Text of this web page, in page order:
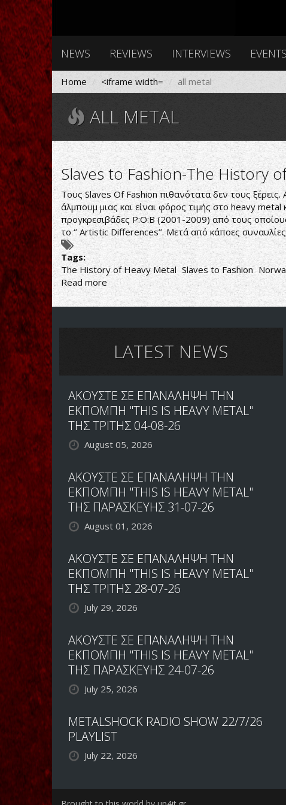
NEWS REVIEWS INTERVIEWS EVENTS
Home <iframe width= all metal
ALL METAL
Slaves to Fashion-The History
Τους Slaves Of Fashion πιθανότατα δεν τους
άλμπουμ μιας και είναι φόρος τιμής στο heavy
προγκρεσιβάδες P:O:B (2001-2009) από τους
το ‘’ Artistic Differences’’. Μετά από κάποες
Tags:
The History of Heavy Metal Slaves to Fashion
Read more about
Slaves
to
History
LATEST NEWS
ΑΚΟΥΣΤΕ ΣΕ ΕΠΑΝΑΛΗΨΗ ΤΗΝ
ΕΚΠΟΜΠΗ "THIS IS HEAVY METAL"
ΤΗΣ ΤΡΙΤΗΣ 04-08-26
August 05, 2026
ΑΚΟΥΣΤΕ ΣΕ ΕΠΑΝΑΛΗΨΗ ΤΗΝ
ΕΚΠΟΜΠΗ "THIS IS HEAVY METAL"
ΤΗΣ ΠΑΡΑΣΚΕΥΗΣ 31-07-26
August 01, 2026
ΑΚΟΥΣΤΕ ΣΕ ΕΠΑΝΑΛΗΨΗ ΤΗΝ
ΕΚΠΟΜΠΗ "THIS IS HEAVY METAL"
ΤΗΣ ΤΡΙΤΗΣ 28-07-26
July 29, 2026
ΑΚΟΥΣΤΕ ΣΕ ΕΠΑΝΑΛΗΨΗ ΤΗΝ
ΕΚΠΟΜΠΗ "THIS IS HEAVY METAL"
ΤΗΣ ΠΑΡΑΣΚΕΥΗΣ 24-07-26
July 25, 2026
METALSHOCK RADIO SHOW 22/7/26
PLAYLIST
July 22, 2026